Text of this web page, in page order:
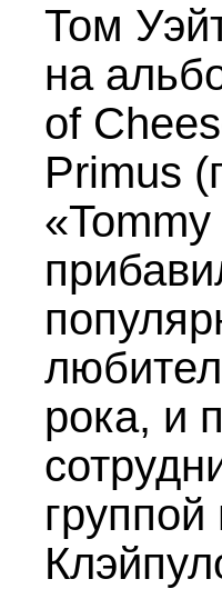
Том
на
of
Primus
рока, и